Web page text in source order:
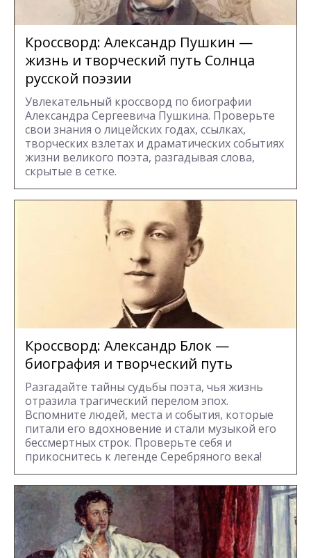
Кроссворд: Александр Пушкин —
жизнь и творческий путь Солнца
русской поэзии
Увлекательный кроссворд по биографии
Александра Сергеевича Пушкина. Проверьте
свои знания о лицейских годах, ссылках,
творческих взлетах и драматических событиях
жизни великого поэта, разгадывая слова,
скрытые в сетке.
Кроссворд: Александр Блок —
биография и творческий путь
Разгадайте тайны судьбы поэта, чья жизнь
отразила трагический перелом эпох.
Вспомните людей, места и события, которые
питали его вдохновение и стали музыкой его
бессмертных строк. Проверьте себя и
прикоснитесь к легенде Серебряного века!